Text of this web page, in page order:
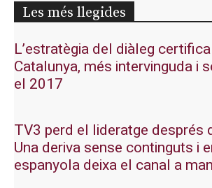
Les més llegides
L’estratègia del diàleg
Catalunya, més intervinguda i
el 2017
TV3 perd el lideratge després
Una deriva sense continguts i
espanyola deixa el canal a